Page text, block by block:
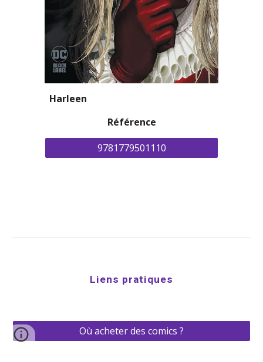
Harleen
Référence
9781779501110
Liens pratiques
Où acheter des comics ?